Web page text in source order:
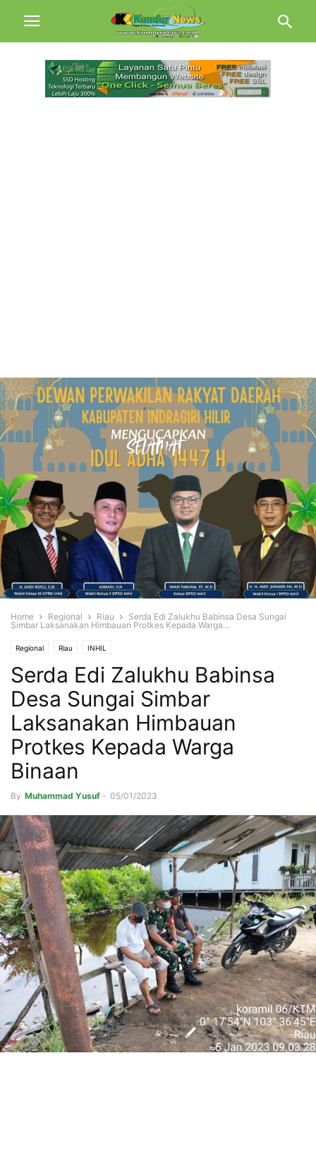
Home Regional Riau
Serda Edi Zalukhu Babinsa Desa Sungai
Simbar Laksanakan Himbauan Protkes Kepada Warga...
Regional Riau INHIL
Serda Edi Zalukhu Babinsa
Desa Sungai Simbar
Laksanakan Himbauan
Protkes Kepada Warga
Binaan
By Muhammad Yusuf - 05/01/2023